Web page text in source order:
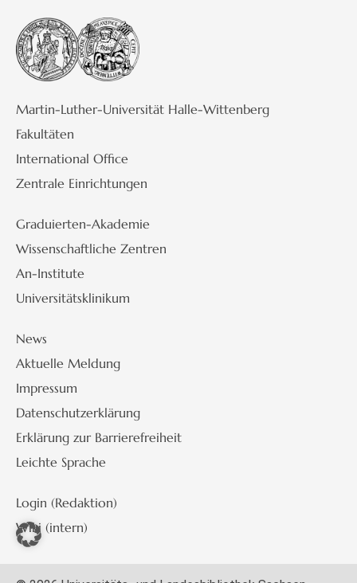
Martin-Luther-Universität Halle-Wittenberg
Fakultäten
International Office
Zentrale Einrichtungen
Graduierten-Akademie
Wissenschaftliche Zentren
An-Institute
Universitätsklinikum
News
Aktuelle Meldung
Impressum
Datenschutzerklärung
Erklärung zur Barrierefreiheit
Leichte Sprache
Login (Redaktion)
Wiki (intern)